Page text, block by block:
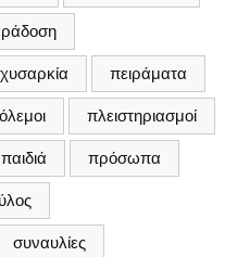
πειράματα
πλειστηριασμοί
πρόσωπα
συναυλίες